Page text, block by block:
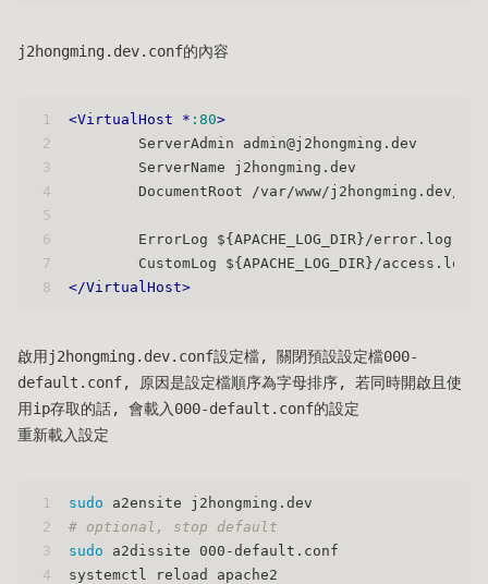
j2hongming.dev.conf的內容
1
2
3
4
5
6
7
8
<VirtualHost * :80>
        ServerAdmin admin@j2hongming.dev
        ServerName j2hongming.dev
DocumentRoot /var/www/j2hongming.dev/
        ErrorLog ${APACHE_LOG_DIR}/error.log
CustomLog ${APACHE_LOG_DIR}/access.log
</VirtualHost>
啟用j2hongming.dev.conf設定檔, 關閉預設設定檔000-
default.conf, 原因是設定檔順序為字母排序, 若同時開啟且使
用ip存取的話, 會載入000-default.conf的設定
重新載入設定
1
2
3
4
sudo a2ensite j2hongming.dev
# optional, stop default
sudo a2dissite 000-default.conf
systemctl reload apache2